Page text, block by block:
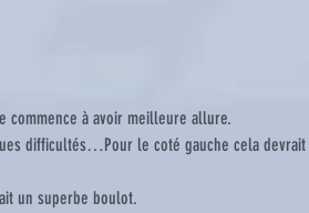
commence à avoir meilleure allure.
difficultés…Pour le coté gauche cela devrait
un superbe boulot.